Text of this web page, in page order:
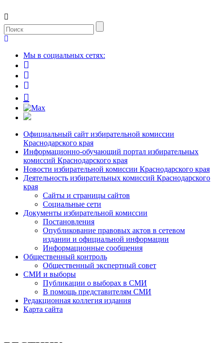
Мы в социальных сетях:
Официальный сайт избирательной комиссии
Краснодарского края
Информационно-обучающий портал избирательных
комиссий Краснодарского края
Новости избирательной комиссии Краснодарского края
Деятельность избирательных комиссий Краснодарского
края
Сайты и страницы сайтов
Социальные сети
Документы избирательной комиссии
Постановления
Опубликование правовых актов в сетевом
издании и официальной информации
Информационные сообщения
Общественный контроль
Общественный экспертный совет
СМИ и выборы
Публикации о выборах в СМИ
В помощь представителям СМИ
Редакционная коллегия издания
Карта сайта